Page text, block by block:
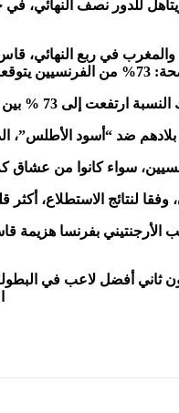
من 1005 مشجعين، وأضافت: “قبيل مباراة
الثالثة”.
بلادهم ضد “أسود
سواء كانوا من عشاق
قلقًا من إسبانيا (33%) والأرجنتين